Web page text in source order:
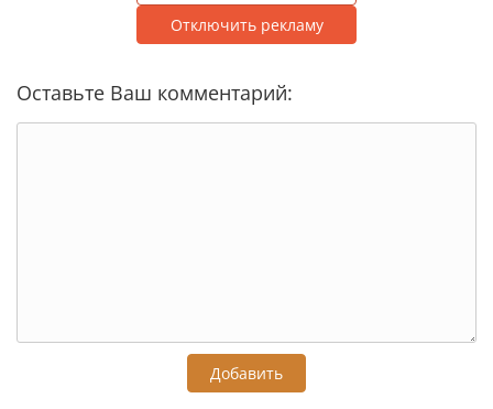
Отключить рекламу
Оставьте Ваш комментарий:
Добавить